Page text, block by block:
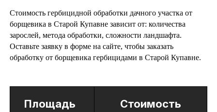
Стоимость гербицидной обработки дачного участка от
борщевика в Старой Купавне зависит от: количества
зарослей, метода обработки, сложности ландшафта.
Оставьте заявку в форме на сайте, чтобы заказать
обработку от борщевика гербицидами в Старой Купавне.
Площадь
Стоимость